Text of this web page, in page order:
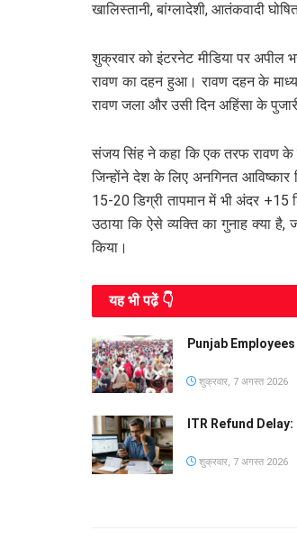
खालिस्तानी, बांग्लादेशी, आतंकवादी
शुक्रवार को इंटरनेट मीडिया पर अपील
रावण का दहन हुआ। रावण दहन के
रावण जला और उसी दिन अहिंसा के पुजारी
संजय सिंह ने कहा कि एक तरफ रावण के
जिन्होंने देश के लिए अनगिनत
15-20 डिग्री तापमान में भी अंदर
उठाया कि ऐसे व्यक्ति का गुनाह क्या
किया।
यह भी पढे़ं 👇
Punjab Employees
शुक्रवार, 7 अगस्त 2026
ITR Refund Delay:
शुक्रवार, 7 अगस्त 2026